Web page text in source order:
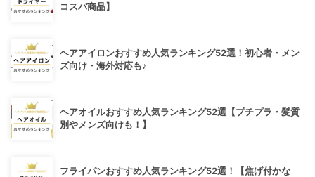
コスパ商品】
ヘアアイロンおすすめ人気ランキング52選！初心者・メン
ズ向け・海外対応も♪
ヘアオイルおすすめ人気ランキング52選【プチプラ・髪質
別やメンズ向けも！】
フライパンおすすめ人気ランキング52選！【焦げ付かな